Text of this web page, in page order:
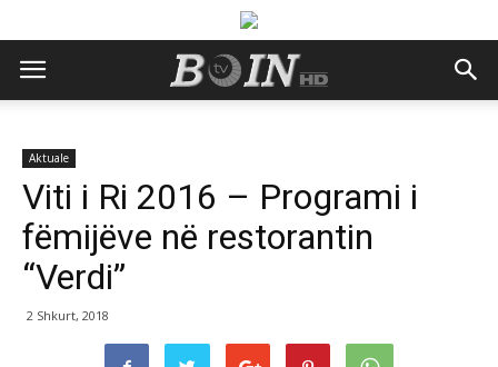
Aktuale
Viti i Ri 2016 – Programi i
fëmijëve në restorantin
“Verdi”
2 Shkurt, 2018